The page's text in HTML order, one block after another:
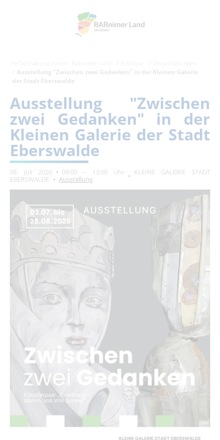
Ausstellung "Zwischen zwei Gedanken" in der Kleinen Galerie
der Stadt Eberswalde
Ausstellung "Zwischen
zwei Gedanken" in der
Kleinen Galerie der Stadt
Eberswalde
08. Juli 2026 09:00 – 13:00 Uhr
KLEINE GALERIE STADT
EBERSWALDE
Ausstellung